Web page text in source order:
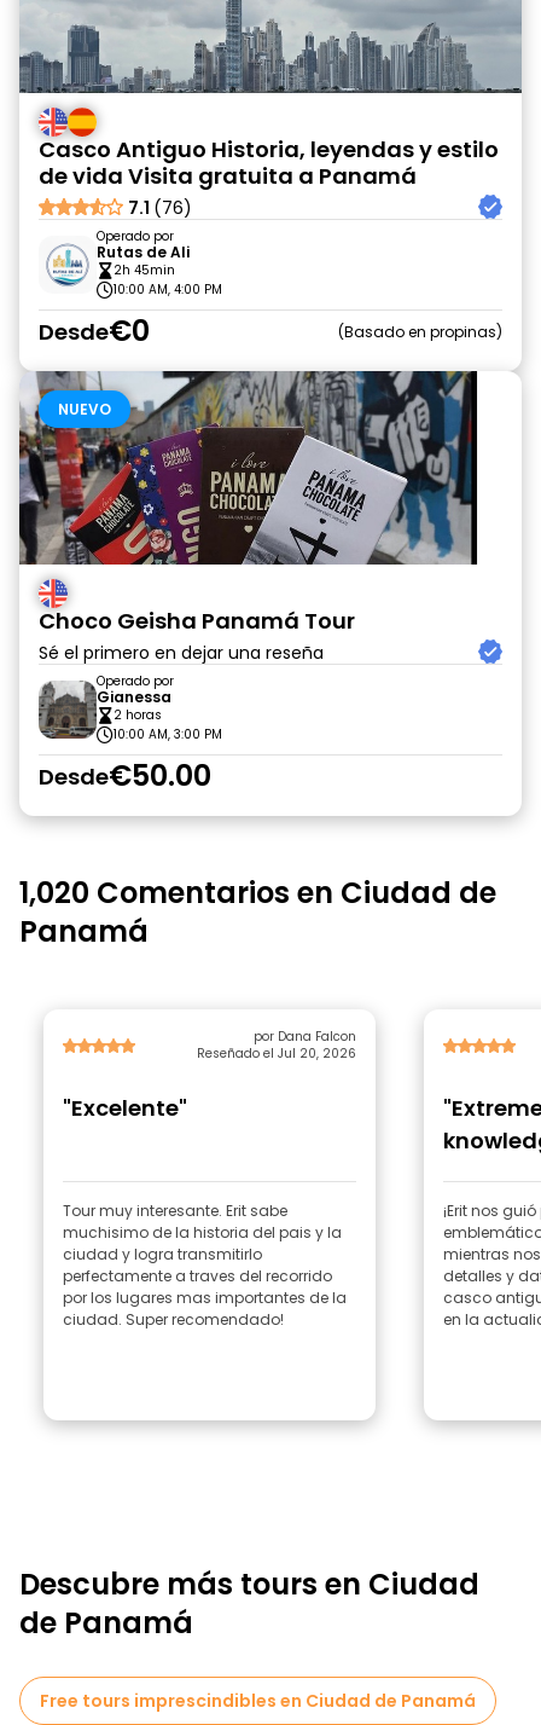
Casco Antiguo Historia, leyendas y estilo
de vida Visita gratuita a Panamá
7.1 (76)
Operado por
Rutas de Ali
2h 45min
10:00 AM, 4:00 PM
Desde€0 Basado en propinas
NUEVO
Choco Geisha Panamá Tour
Sé el primero en dejar una reseña
Operado por
Gianessa
2 horas
10:00 AM, 3:00 PM
Desde€50.00
1,020 Comentarios en Ciudad de
Panamá
por Dana Falcon
Reseñado el Jul 20, 2026
"Excelente"
Tour muy interesante. Erit sabe
muchisimo de la historia del pais y la
ciudad y logra transmitirlo
perfectamente a traves del recorrido
por los lugares mas importantes de la
ciudad. Super recomendado!
guide!"
¡Erit nos
mientras
detalles y
casco
en la
Descubre más tours en Ciudad
de Panamá
Free tours imprescindibles en Ciudad de Panamá